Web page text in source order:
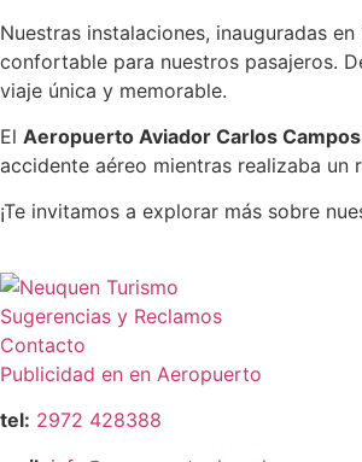
Nuestras instalaciones, inauguradas
confortable para nuestros pasajeros.
viaje única y memorable.
El Aeropuerto Aviador Carlos Campos
accidente aéreo mientras realizaba un
¡Te invitamos a explorar más sobre
Sugerencias y Reclamos
Contacto
Publicidad en en Aeropuerto
tel: 2972 428388